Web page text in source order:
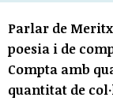
Parlar de
poesia i de
Compta amb
quantitat de